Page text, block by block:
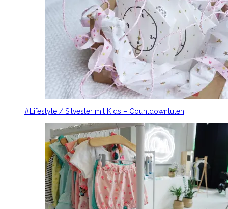
#Lifestyle / Silvester mit Kids – Countdowntüten